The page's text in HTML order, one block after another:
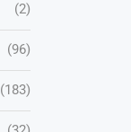
(2)
(96)
(183)